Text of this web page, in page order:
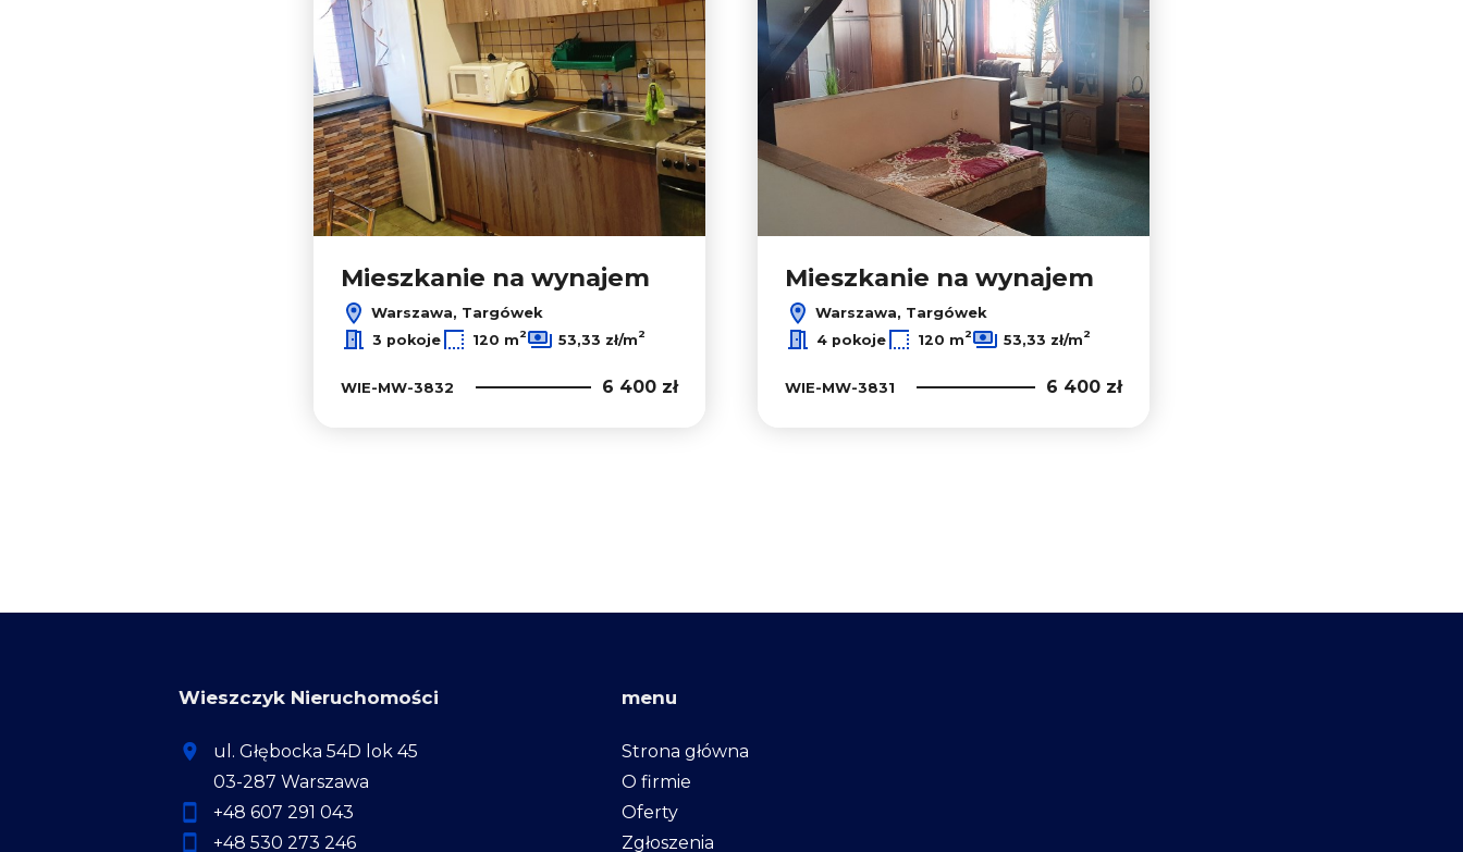
Mieszkanie na wynajem
Warszawa, Targówek
3 pokoje 120 m2 53,33 zł/m2
WIE-MW-3832 6 400 zł
Mieszkanie na wynajem
Warszawa, Targówek
4 pokoje 120 m2 53,33 zł/m2
WIE-MW-3831 6 400 zł
Wieszczyk Nieruchomości
ul. Głębocka 54D lok 45
03-287 Warszawa
+48 607 291 043
+48 530 273 246
menu
Strona główna
O firmie
Oferty
Zgłoszenia